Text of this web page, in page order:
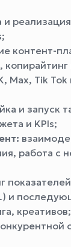
и
контент-
Max, Tik
и запуск
и KPIs;
работа с
и
креативов;